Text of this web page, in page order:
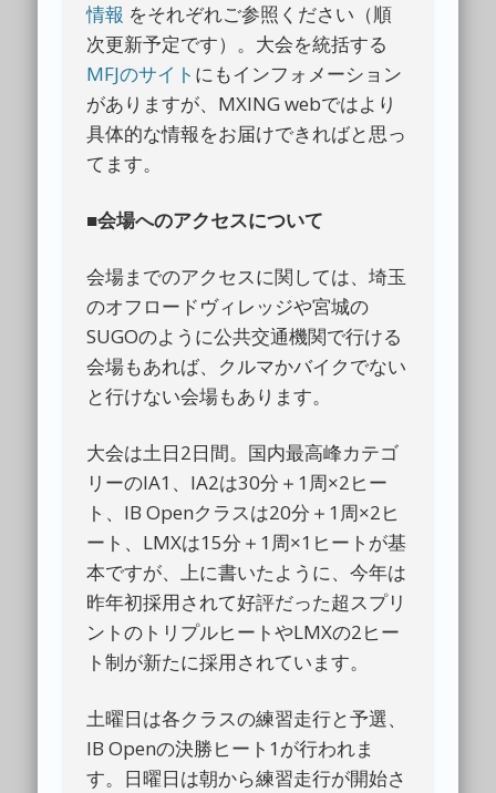
情報 をそれぞれご参照ください（順
次更新予定です）。大会を統括する
MFJのサイト にもインフォメーション
がありますが、MXING webではより
具体的な情報をお届けできればと思っ
てます。
■会場へのアクセスについて
会場までのアクセスに関しては、埼玉
のオフロードヴィレッジや宮城の
SUGOのように公共交通機関で行ける
会場もあれば、クルマかバイクでない
と行けない会場もあります。
大会は土日2日間。国内最高峰カテゴ
リーのIA1、IA2は30分＋1周×2ヒー
ト、IB Openクラスは20分＋1周×2ヒ
ート、LMXは15分＋1周×1ヒートが基
本ですが、上に書いたように、今年は
昨年初採用されて好評だった超スプリ
ントのトリプルヒートやLMXの2ヒー
ト制が新たに採用されています。
土曜日は各クラスの練習走行と予選、
IB Openの決勝ヒート1が行われま
す。日曜日は朝から練習走行が開始さ